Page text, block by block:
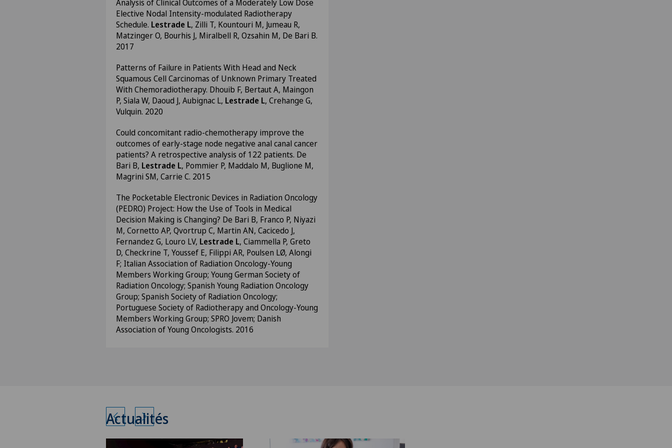
Analysis of Clinical Outcomes of a Moderately Low Dose
Elective Nodal Intensity-modulated Radiotherapy
Schedule. Lestrade L, Zilli T, Kountouri M, Jumeau R,
Matzinger O, Bourhis J, Miralbell R, Ozsahin M, De Bari B.
2017
Patterns of Failure in Patients With Head and Neck
Squamous Cell Carcinomas of Unknown Primary Treated
With Chemoradiotherapy. Dhouib F, Bertaut A, Maingon
P, Siala W, Daoud J, Aubignac L, Lestrade L, Crehange G,
Vulquin. 2020
Could concomitant radio-chemotherapy improve the
outcomes of early-stage node negative anal canal cancer
patients? A retrospective analysis of 122 patients. De
Bari B, Lestrade L, Pommier P, Maddalo M, Buglione M,
Magrini SM, Carrie C. 2015
The Pocketable Electronic Devices in Radiation Oncology
(PEDRO) Project: How the Use of Tools in Medical
Decision Making is Changing? De Bari B, Franco P, Niyazi
M, Cornetto AP, Qvortrup C, Martin AN, Cacicedo J,
Fernandez G, Louro LV, Lestrade L, Ciammella P, Greto
D, Checkrine T, Youssef E, Filippi AR, Poulsen LØ, Alongi
F; Italian Association of Radiation Oncology-Young
Members Working Group; Young German Society of
Radiation Oncology; Spanish Young Radiation Oncology
Group; Spanish Society of Radiation Oncology;
Portuguese Society of Radiotherapy and Oncology-Young
Members Working Group; SPRO Jovem; Danish
Association of Young Oncologists. 2016
Actualités